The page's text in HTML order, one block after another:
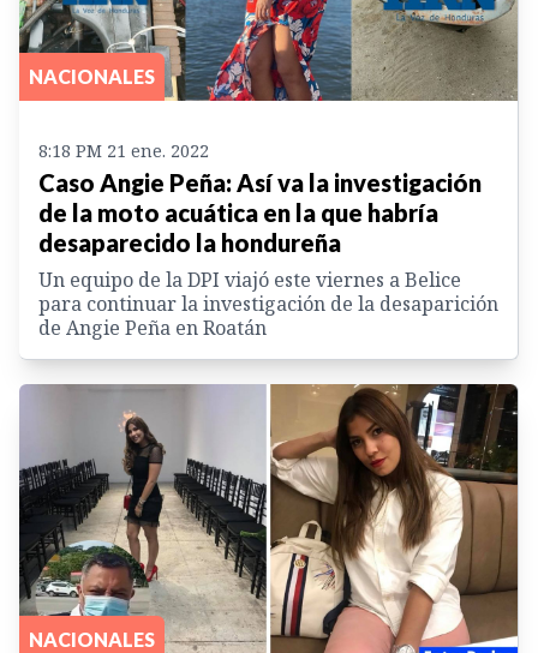
NACIONALES
8:18 PM 21 ene. 2022
Caso Angie Peña: Así va la investigación
de la moto acuática en la que habría
desaparecido la hondureña
Un equipo de la DPI viajó este viernes a Belice
para continuar la investigación de la desaparición
de Angie Peña en Roatán
NACIONALES